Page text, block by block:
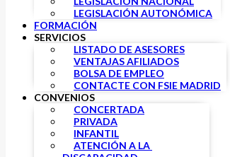
LEGISLACIÓN AUTONÓMICA
FORMACIÓN
SERVICIOS
LISTADO DE ASESORES
VENTAJAS AFILIADOS
BOLSA DE EMPLEO
CONTACTE CON FSIE MADRID
CONVENIOS
CONCERTADA
PRIVADA
INFANTIL
ATENCIÓN A LA
Reserva tu plaza y